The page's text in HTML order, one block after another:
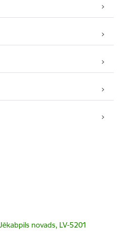
novads, LV-5201